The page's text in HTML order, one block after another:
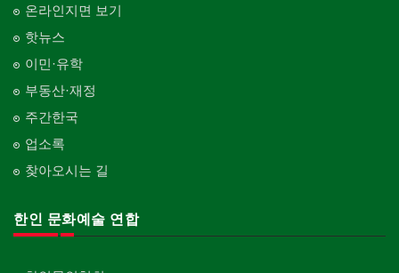
온라인지면 보기
핫뉴스
이민·유학
부동산·재정
주간한국
업소록
찾아오시는 길
한인 문화예술 연합